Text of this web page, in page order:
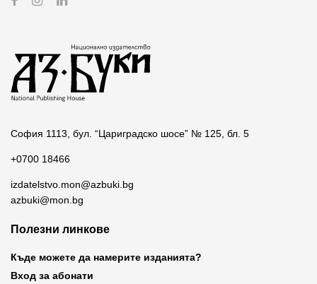
София 1113, бул. “Цариградско шосе” № 125, бл. 5
+0700 18466
izdatelstvo.mon@azbuki.bg
azbuki@mon.bg
Полезни линкове
Къде можете да намерите изданията?
Вход за абонати